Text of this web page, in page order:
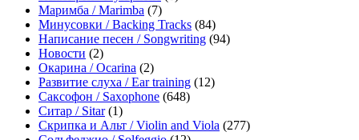
Маримба / Marimba (7)
Минусовки / Backing Tracks (84)
Написание песен / Songwriting (94)
Новости (2)
Окарина / Ocarina (2)
Развитие слуха / Ear training (12)
Саксофон / Saxophone (648)
Ситар / Sitar(1)
Скрипка и Альт / Violin and Viola (277)